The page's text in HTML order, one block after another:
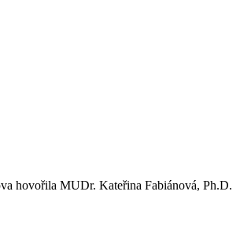
hovořila MUDr. Kateřina Fabiánová, Ph.D.